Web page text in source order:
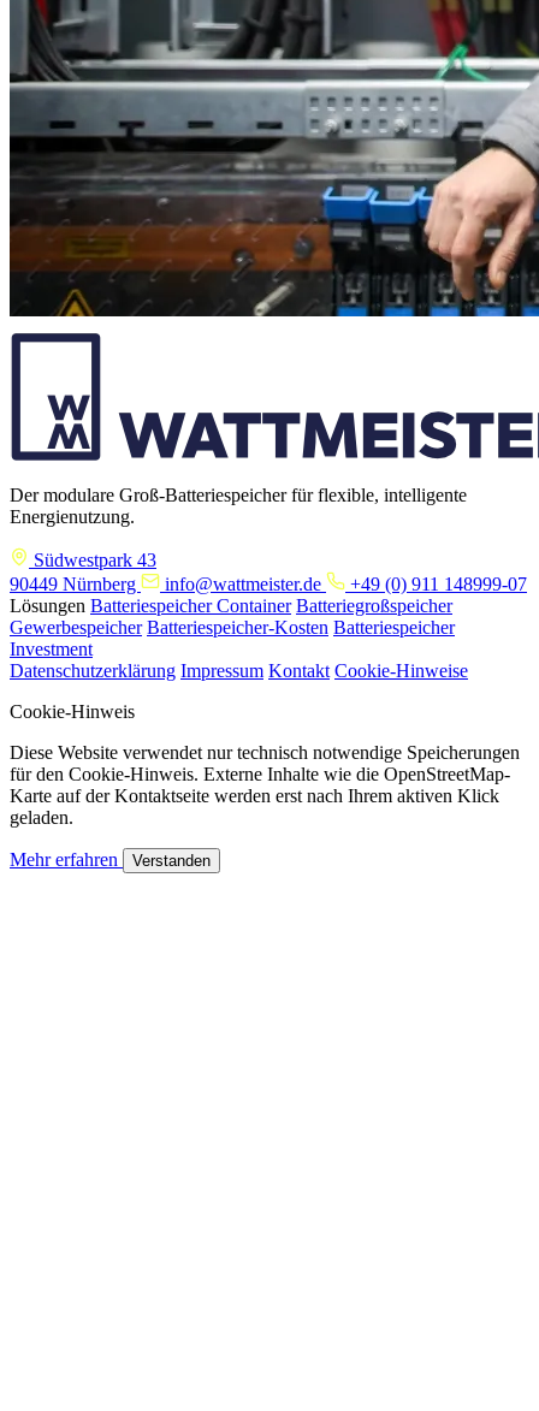
Der modulare Groß-Batteriespeicher für flexible, intelligente
Energienutzung.
Südwestpark 43
90449 Nürnberg
info@wattmeister.de
+49 (0) 911 148999-07
Lösungen Batteriespeicher Container Batteriegroßspeicher
Gewerbespeicher Batteriespeicher-Kosten Batteriespeicher
Investment
Datenschutzerklärung Impressum Kontakt Cookie-Hinweise
Cookie-Hinweis
Diese Website verwendet nur technisch notwendige Speicherungen
für den Cookie-Hinweis. Externe Inhalte wie die OpenStreetMap-
Karte auf der Kontaktseite werden erst nach Ihrem aktiven Klick
geladen.
Mehr erfahren Verstanden